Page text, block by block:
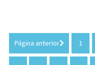
Página anterior 1